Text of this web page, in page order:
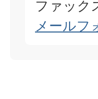
ファック
メールフ